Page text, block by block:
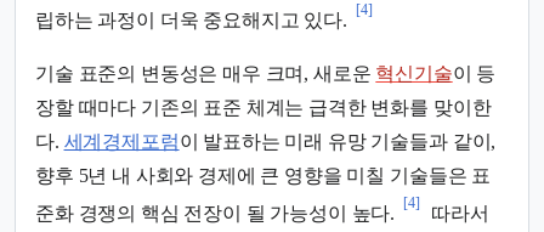
립하는 과정이 더욱 중요해지고 있다.
[4]
기술 표준의 변동성은 매우 크며, 새로운 혁신기술이 등
장할 때마다 기존의 표준 체계는 급격한 변화를 맞이한
다. 세계경제포럼이 발표하는 미래 유망 기술들과 같이,
향후 5년 내 사회와 경제에 큰 영향을 미칠 기술들은 표
준화 경쟁의 핵심 전장이 될 가능성이 높다.
[4]
따라서